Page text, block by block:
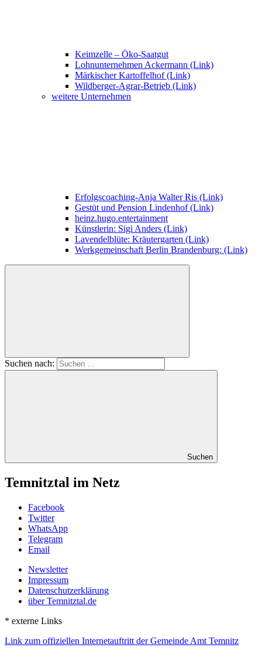
Keimzelle – Öko-Saatgut
Lohnunternehmen Ackermann (Link)
Märkischer Kartoffelhof (Link)
Wildberger-Agrar-Betrieb (Link)
weitere Unternehmen
Erfolgscoaching-Anja Walter Ris (Link)
Gestüt und Pension Lindenhof (Link)
heinz.hugo.entertainment
Künstlerin: Sigi Anders (Link)
Lavendelblüte: Kräutergarten (Link)
Werkgemeinschaft Berlin Brandenburg: (Link)
Suchen nach:
Suchen
Temnitztal im Netz
Facebook
Twitter
WhatsApp
Telegram
Email
Newsletter
Impressum
Datenschutzerklärung
über Temnitztal.de
* externe Links
Link zum offiziellen Internetauftritt der Gemeinde Amt Temnitz